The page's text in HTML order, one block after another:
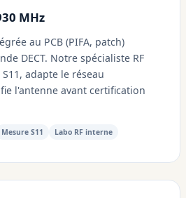
MHz
au PCB (PIFA, patch)
DECT. Notre spécialiste RF
adapte le réseau
l'antenne avant certification
Mesure S11 Labo RF interne